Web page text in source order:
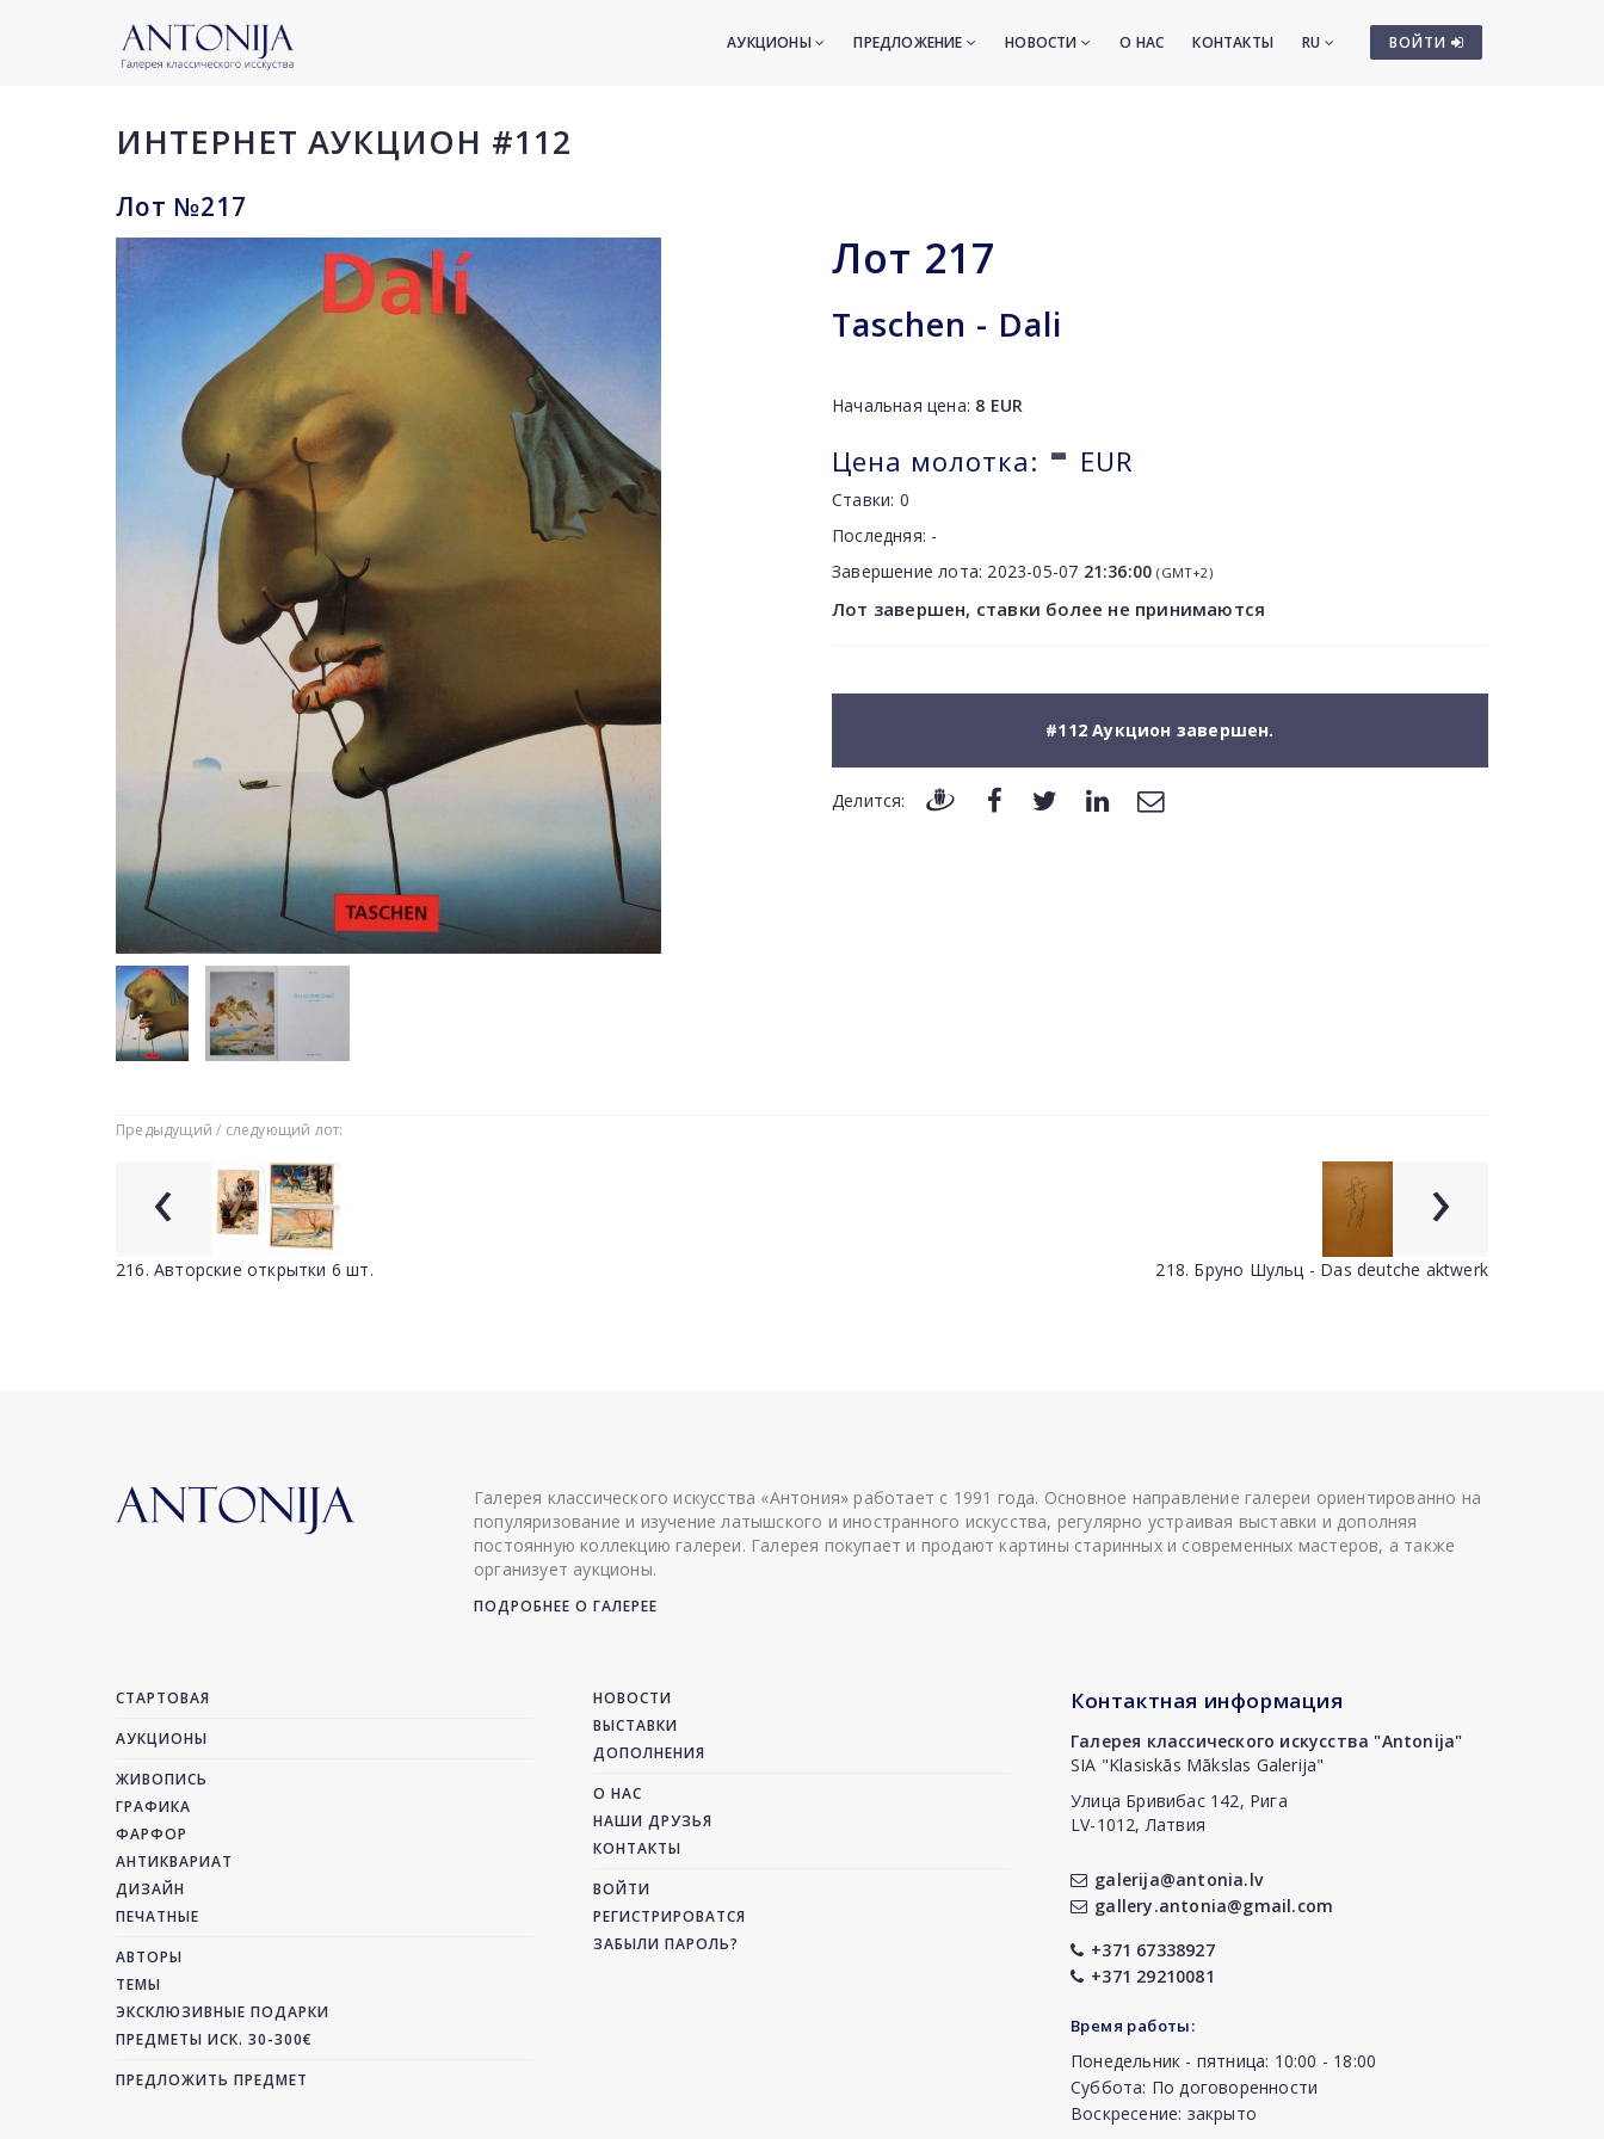
ВОЙТИ
АУКЦИОНЫ ПРЕДЛОЖЕНИЕ НОВОСТИ О НАС КОНТАКТЫ RU
ИНТЕРНЕТ АУКЦИОН #112
Лот №217
Лот 217
Taschen - Dali
Начальная цена: 8 EUR
Цена молотка: - EUR
Ставки: 0
Последняя: -
Завершение лота: 2023-05-07 21:36:00 (GMT+2)
Лот завершен, ставки более не принимаются
#112 Аукцион завершен.
Делится:
Предыдущий / следующий лот:
‹
216. Авторские открытки 6 шт.
›
218. Бруно Шульц - Das deutche aktwerk
Галерея классического искусства «Антония» работает с 1991 года. Основное направление галереи ориентированно на
популяризование и изучение латышского и иностранного искусства, регулярно устраивая выставки и дополняя
постоянную коллекцию галереи. Галерея покупает и продают картины старинных и современных мастеров, а также
организует аукционы.
ПОДРОБНЕЕ О ГАЛЕРЕЕ
СТАРТОВАЯ
АУКЦИОНЫ
ЖИВОПИСЬ
ГРАФИКА
ФАРФОР
АНТИКВАРИАТ
ДИЗАЙН
ПЕЧАТНЫЕ
АВТОРЫ
ТЕМЫ
ЭКСКЛЮЗИВНЫЕ ПОДАРКИ
ПРЕДМЕТЫ ИСК. 30-300€
ПРЕДЛОЖИТЬ ПРЕДМЕТ
НОВОСТИ
ВЫСТАВКИ
ДОПОЛНЕНИЯ
О НАС
НАШИ ДРУЗЬЯ
КОНТАКТЫ
ВОЙТИ
РЕГИСТРИРОВАТСЯ
ЗАБЫЛИ ПАРОЛЬ?
Контактная информация
Галерея классического искусства "Antonija"
SIA "Klasiskās Mākslas Galerija"
Улица Бривибас 142, Рига
LV-1012, Латвия
galerija@antonia.lv
gallery.antonia@gmail.com
+371 67338927
+371 29210081
Время работы:
Понедельник - пятница: 10:00 - 18:00
Суббота: По договоренности
Воскресение: закрыто